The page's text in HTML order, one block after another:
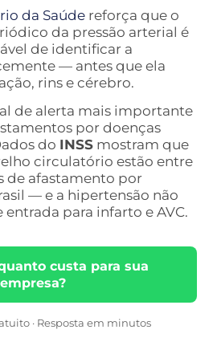
da Saúde reforça que o
da pressão arterial é
de identificar a
— antes que ela
rins e cérebro.
de alerta mais importante
por doenças
do INSS mostram que
circulatório estão entre
de afastamento por
— e a hipertensão não
para infarto e AVC.
custa para sua
empresa?
· Resposta em minutos